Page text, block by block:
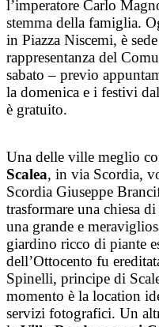
l’imperatore Carlo
stemma della famiglia.
in Piazza Niscemi, è
rappresentanza del
sabato – previo
la domenica e i festivi
è gratuito.
Una delle ville meglio
Scalea, in via Scordia,
Scordia Giuseppe
trasformare una chiesa
una grande e
giardino ricco di piante
dell’Ottocento fu
Spinelli, principe di
momento è la location
servizi fotografici. Un